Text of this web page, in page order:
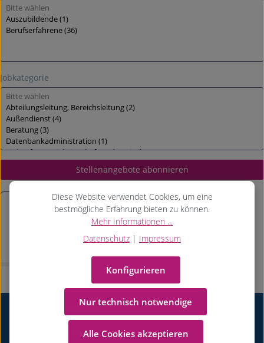
Interessenten-Hotline
Unterstützung und Beratung unter:
Diese Website verwendet Cookies, um eine
bestmögliche Erfahrung bieten zu können.
Mehr Informationen ...
Datenschutz | Impressum
Nur technisch notwendige
Konfigurieren
Alle Cookies akzeptieren